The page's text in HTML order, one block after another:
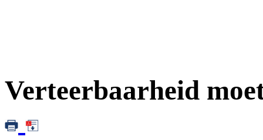
Verteerbaarheid